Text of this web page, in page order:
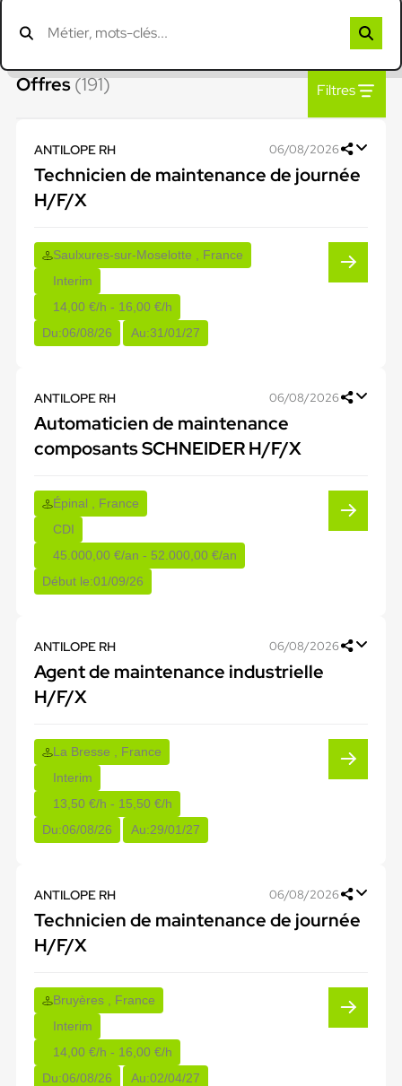
Offres(191) Filtres
ANTILOPE RH 06/08/2026
Technicien de maintenance de journée
H/F/X
Saulxures-sur-Moselotte , France
Interim
14,00 €/h - 16,00 €/h
Du:06/08/26 Au:31/01/27
ANTILOPE RH 06/08/2026
Automaticien de maintenance
composants SCHNEIDER H/F/X
Épinal , France
CDI
45.000,00 €/an - 52.000,00 €/an
Début le:01/09/26
ANTILOPE RH 06/08/2026
Agent de maintenance industrielle
H/F/X
La Bresse , France
Interim
13,50 €/h - 15,50 €/h
Du:06/08/26 Au:29/01/27
ANTILOPE RH 06/08/2026
Technicien de maintenance de journée
H/F/X
Bruyères , France
Interim
14,00 €/h - 16,00 €/h
Du:06/08/26 Au:02/04/27